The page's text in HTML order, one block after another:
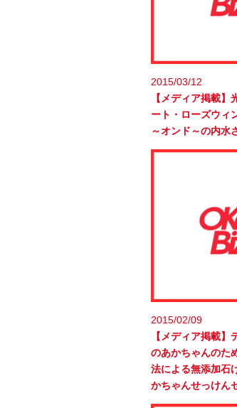
2015/03/12
【メディア掲載】
ート・ローズウィ
～オンド～の内水
2015/02/09
【メディア掲載】
のあかちゃんのた
法による無添加石
かちゃんせっけん